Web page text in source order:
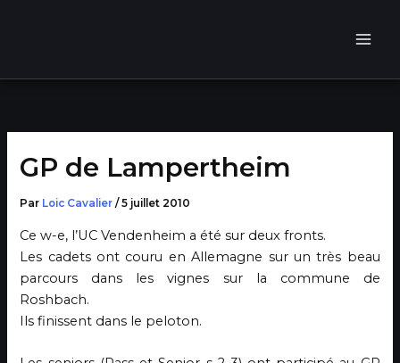
GP de Lampertheim
Par Loic Cavalier/5 juillet 2010
Ce w-e, l’UC Vendenheim a été sur deux fronts.
Les cadets ont couru en Allemagne sur un très beau
parcours dans les vignes sur la commune de
Roshbach.
Ils finissent dans le peloton.